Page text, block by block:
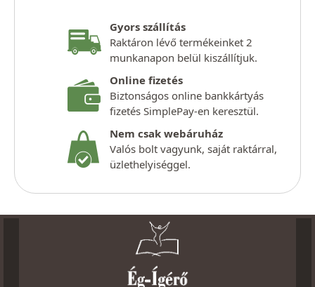
Gyors szállítás
Raktáron lévő termékeinket 2
munkanapon belül kiszállítjuk.
Online fizetés
Biztonságos online bankkártyás
fizetés SimplePay-en keresztül.
Nem csak webáruház
Valós bolt vagyunk, saját raktárral,
üzlethelyiséggel.